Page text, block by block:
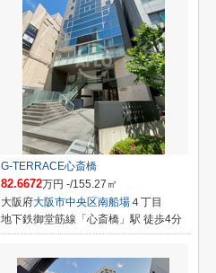
G-TERRACE心斎橋
82.6672万円 -/155.27㎡
大阪府大阪市中央区南船場４丁目
地下鉄御堂筋線「心斎橋」駅 徒歩4分